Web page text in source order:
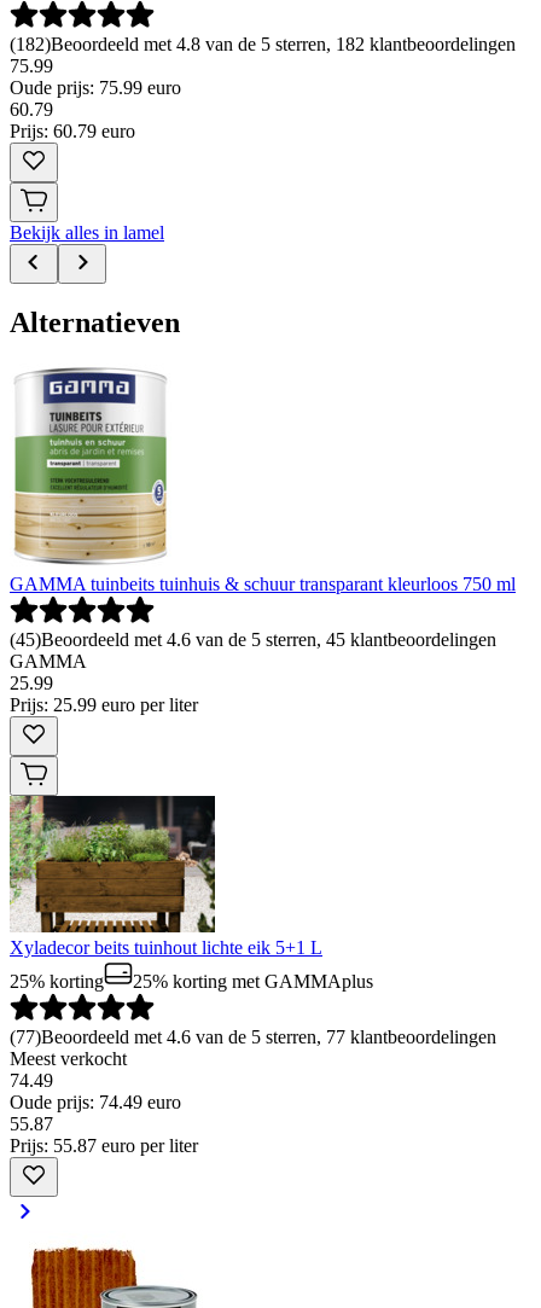
(182)Beoordeeld met 4.8 van de 5 sterren, 182 klantbeoordelingen
75.99
Oude prijs: 75.99 euro
60.79
Prijs: 60.79 euro
Bekijk alles in lamel
Alternatieven
GAMMA tuinbeits tuinhuis & schuur transparant kleurloos 750 ml
(45)Beoordeeld met 4.6 van de 5 sterren, 45 klantbeoordelingen
GAMMA
25.99
Prijs: 25.99 euro per liter
Xyladecor beits tuinhout lichte eik 5+1 L
25% korting
25% korting met GAMMAplus
(77)Beoordeeld met 4.6 van de 5 sterren, 77 klantbeoordelingen
Meest verkocht
74.49
Oude prijs: 74.49 euro
55.87
Prijs: 55.87 euro per liter